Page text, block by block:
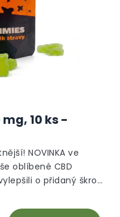
10 ks -
NOVINKA ve
oblíbené CBD
o přidaný škrob,
neodolatelnou